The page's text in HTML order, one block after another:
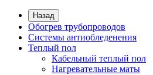
Назад
Обогрев трубопроводов
Системы антиобледенения
Теплый пол
Кабельный теплый пол
Нагревательные маты